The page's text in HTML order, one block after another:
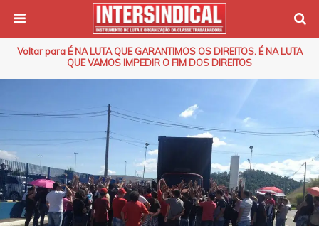
Voltar para É NA LUTA QUE GARANTIMOS OS DIREITOS. É NA LUTA
QUE VAMOS IMPEDIR O FIM DOS DIREITOS